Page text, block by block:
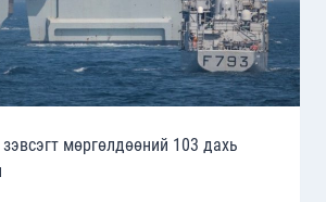
мөргөлдөөний 103 дахь